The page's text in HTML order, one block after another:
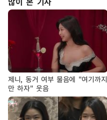
제니, 동거 여부 물음에 "여기까지
만 하자" 웃음